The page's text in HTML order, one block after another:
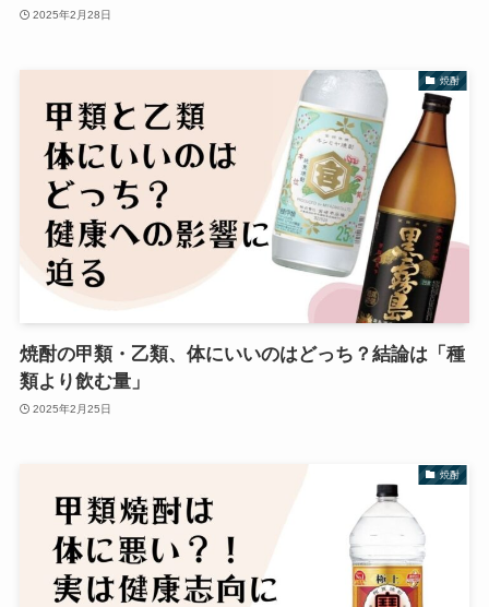
2025年2月28日
焼酎
焼酎の甲類・乙類、体にいいのはどっち？結論は「種
類より飲む量」
2025年2月25日
焼酎